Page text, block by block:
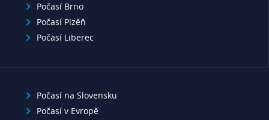
Počasí Brno
Počasí Plzěň
Počasí Liberec
Počasí na Slovensku
Počasí v Evropě